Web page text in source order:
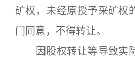
矿权，未经原授予采矿权
门同意，不得转让。
因股权转让等导致实际